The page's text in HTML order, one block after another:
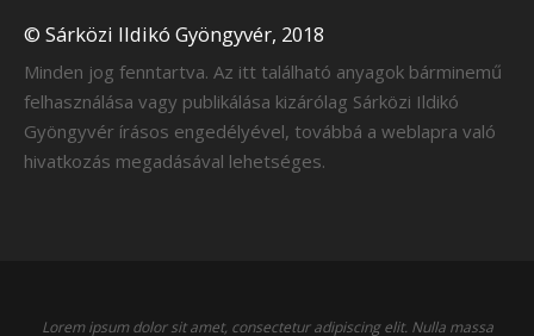
© Sárközi Ildikó Gyöngyvér, 2018
Minden jog fenntartva. Az itt található anyagok bárminemű
felhasználása vagy publikálása kizárólag Sárközi Ildikó
Gyöngyvér írásos engedélyével, továbbá a weblapra való
hivatkozás megadásával lehetséges.
Lorem ipsum dolor sit amet, consectetur adipiscing elit. Nulla massa